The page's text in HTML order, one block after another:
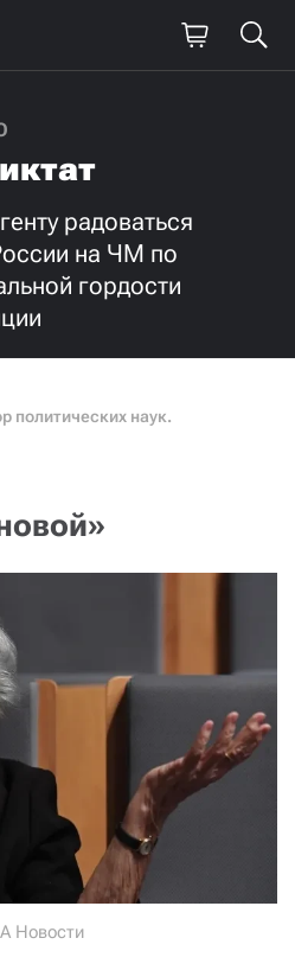
радоваться
на ЧМ по
гордости
политических наук.
Новости
Разово
1000
300
свое гражданство РФ
С ДРУЗЬЯМИ